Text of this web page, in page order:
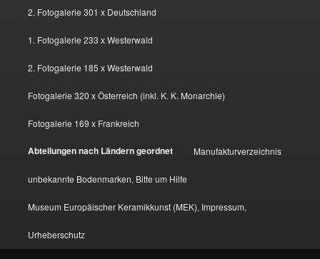
2. Fotogalerie 301 x Deutschland
1. Fotogalerie 233 x Westerwald
2. Fotogalerie 185 x Westerwald
Fotogalerie 320 x Österreich (inkl. K. K. Monarchie)
Fotogalerie 169 x Frankreich
Abteilungen nach Ländern geordnet Manufakturverzeichnis
unbekannte Bodenmarken, Bitte um Hilfe
Museum Europäischer Keramikkunst (MEK), Impressum,
Urheberschutz